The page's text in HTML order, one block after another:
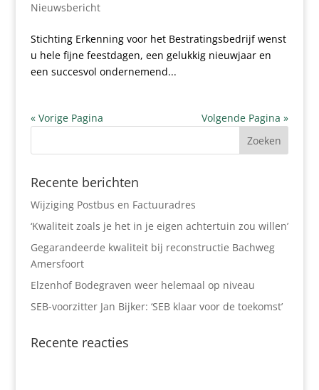
Nieuwsbericht
Stichting Erkenning voor het Bestratingsbedrijf wenst
u hele fijne feestdagen, een gelukkig nieuwjaar en
een succesvol ondernemend...
« Vorige Pagina Volgende Pagina »
Recente berichten
Wijziging Postbus en Factuuradres
‘Kwaliteit zoals je het in je eigen achtertuin zou willen’
Gegarandeerde kwaliteit bij reconstructie Bachweg
Amersfoort
Elzenhof Bodegraven weer helemaal op niveau
SEB-voorzitter Jan Bijker: ‘SEB klaar voor de toekomst’
Recente reacties